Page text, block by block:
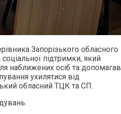
Запорізького обласного
підтримки, який
наближених осіб та допомагав
ухилятися від
обласний ТЦК та СП.